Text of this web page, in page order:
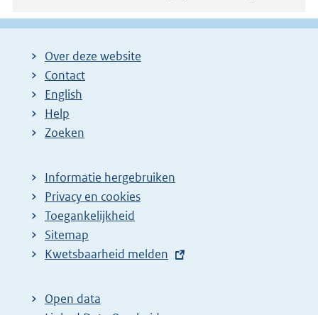
Over deze website
Contact
English
Help
Zoeken
Informatie hergebruiken
Privacy en cookies
Toegankelijkheid
Sitemap
E
t
e
Kwetsbaarheid melden
Open data